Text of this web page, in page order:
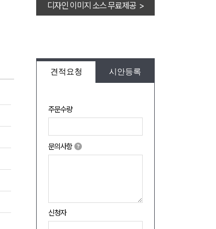
디자인 이미지 소스 무료제공 >
견적요청 시안등록
주문수량
문의사항
신청자